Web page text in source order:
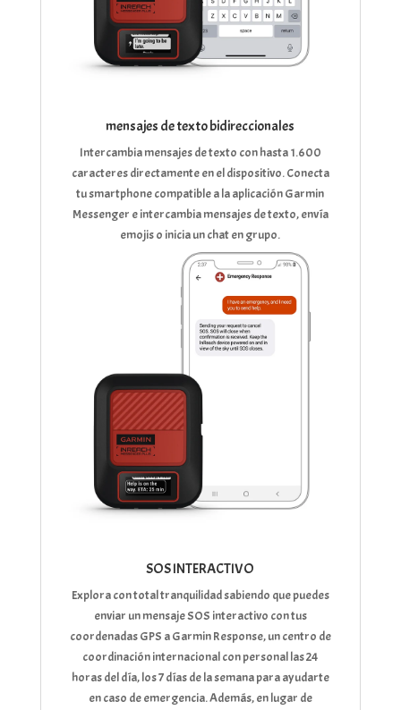
mensajes de texto bidireccionales
Intercambia mensajes de texto con hasta 1.600
caracteres directamente en el dispositivo. Conecta
tu smartphone compatible a la aplicación Garmin
Messenger e intercambia mensajes de texto, envía
emojis o inicia un chat en grupo.
SOS INTERACTIVO
Explora con total tranquilidad sabiendo que puedes
enviar un mensaje SOS interactivo con tus
coordenadas GPS a Garmin Response, un centro de
coordinación internacional con personal las 24
horas del día, los 7 días de la semana para ayudarte
en caso de emergencia. Además, en lugar de